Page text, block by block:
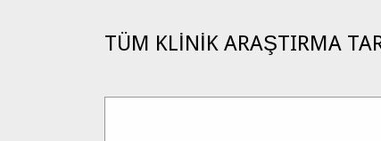
TÜM KLİNİK ARAŞTIRMA